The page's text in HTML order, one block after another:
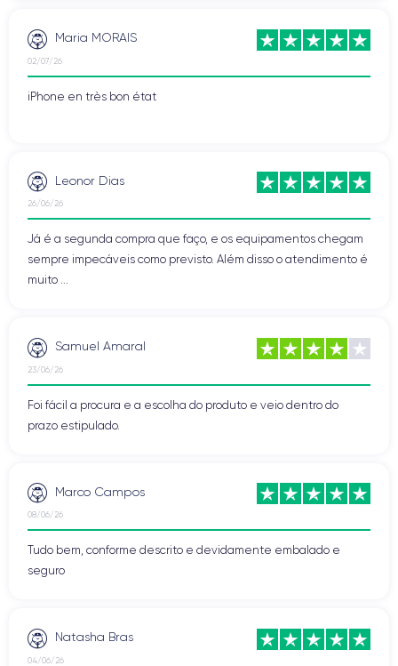
Maria MORAIS
02/07/26
iPhone en très bon état
Leonor Dias
26/06/26
Já é a segunda compra que faço, e os equipamentos chegam
sempre impecáveis como previsto. Além disso o atendimento é
muito ...
Samuel Amaral
23/06/26
Foi fácil a procura e a escolha do produto e veio dentro do
prazo estipulado.
Marco Campos
08/06/26
Tudo bem, conforme descrito e devidamente embalado e
seguro
Natasha Bras
04/06/26